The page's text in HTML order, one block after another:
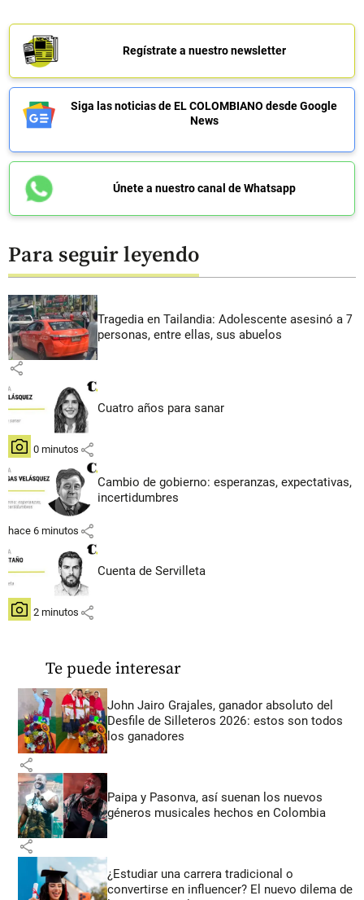
Regístrate a nuestro newsletter
Siga las noticias de EL COLOMBIANO desde Google
News
Únete a nuestro canal de Whatsapp
Para seguir leyendo
Tragedia en Tailandia: Adolescente asesinó a 7
personas, entre ellas, sus abuelos
share
Cuatro años para sanar
hace 0 minutos share
Cambio de gobierno: esperanzas, expectativas,
incertidumbres
hace 6 minutos share
Cuenta de Servilleta
hace 2 minutos share
Te puede interesar
John Jairo Grajales, ganador absoluto del
Desfile de Silleteros 2026: estos son todos
los ganadores
share
Paipa y Pasonva, así suenan los nuevos
géneros musicales hechos en Colombia
share
¿Estudiar una carrera tradicional o
convertirse en influencer? El nuevo dilema de